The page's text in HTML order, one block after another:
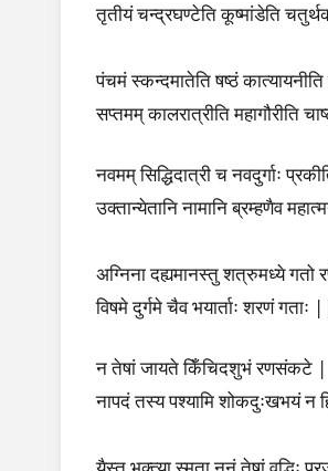
Search
Trending
Post-
तृतीयं चन्द्रघण्टेति कूष्मांडेति
पंचमं स्कन्दमातेति षष्ठं
सप्तमम् कालरात्रीति महागौरीति
नवमम् सिद्धिदात्री च नवदुर्गाः
उक्तान्येतानि नामानि ब्रम्हणैव
अग्निना दह्यमानस्तु शत्रुमध्ये गतो
विषमे दुर्गमे चैव भयार्ताः शरणं
न तेषां जायते किँचिदशुभं रणसंकटे |
नापदं तस्य पश्यामि शोकदुःखभयं